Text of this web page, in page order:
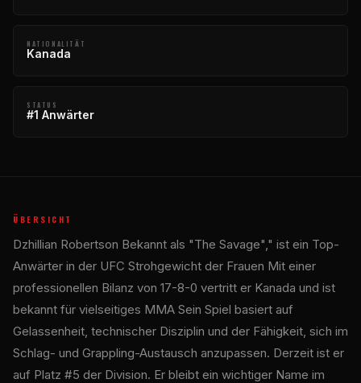
NATIONALITÄT
Kanada
STATUS
#1 Anwärter
ÜBERSICHT
Dzhillian Robertson Bekannt als "The Savage"," ist ein Top-
Anwärter in der UFC Strohgewicht der Frauen Mit einer
professionellen Bilanz von 17-8-0 vertritt er Kanada und ist
bekannt für vielseitiges MMA Sein Spiel basiert auf
Gelassenheit, technischer Disziplin und der Fähigkeit, sich im
Schlag- und Grappling-Austausch anzupassen. Derzeit ist er
auf Platz #5 der Division. Er bleibt ein wichtiger Name im